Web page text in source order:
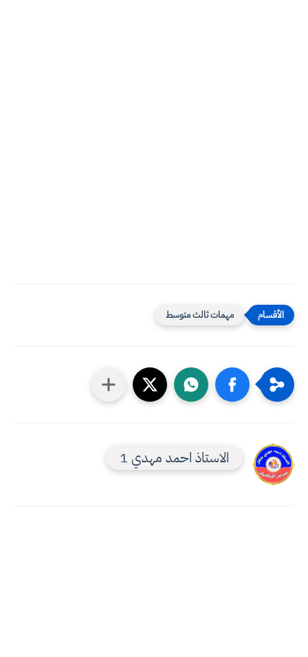
مهمات ثالث متوسط
الاستاذ احمد مهدي 1